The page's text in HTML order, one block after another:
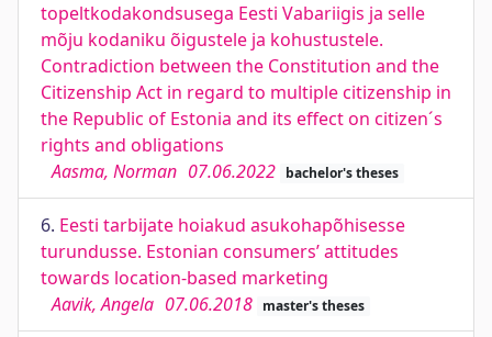
topeltkodakondsusega Eesti Vabariigis ja selle
mõju kodaniku õigustele ja kohustustele.
Contradiction between the Constitution and the
Citizenship Act in regard to multiple citizenship in
the Republic of Estonia and its effect on citizen´s
rights and obligations
Aasma, Norman 07.06.2022 bachelor's theses
6. Eesti tarbijate hoiakud asukohapõhisesse
turundusse. Estonian consumers’ attitudes
towards location-based marketing
Aavik, Angela 07.06.2018 master's theses